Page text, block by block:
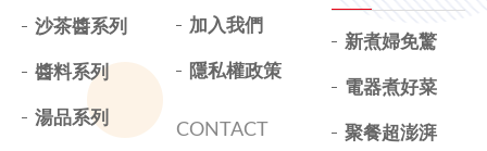
加入我們
隱私權政策
沙茶醬系列
醬料系列
湯品系列
新煮婦免驚
電器煮好菜
聚餐超澎湃
CONTACT